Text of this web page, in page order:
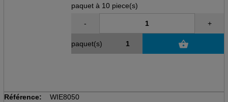
paquet à 10 piece(s)
- +
paquet(s)
Référence:
WIE8050